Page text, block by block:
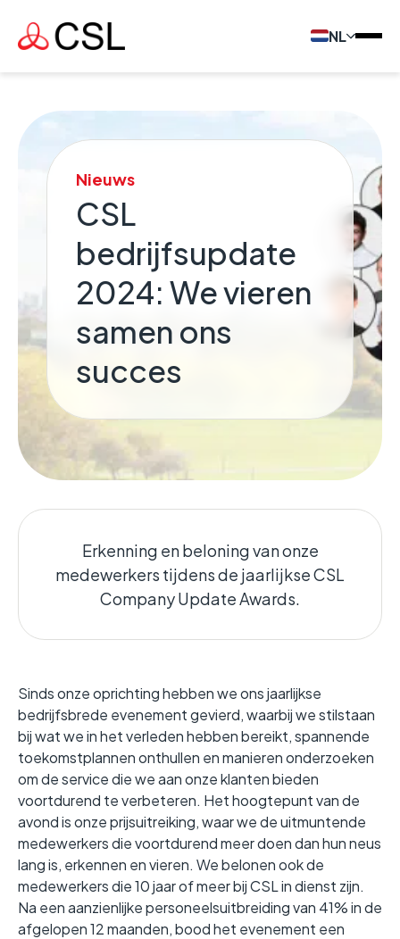
NL
Nieuws
CSL
bedrijfsupdate
2024: We vieren
samen ons
succes
Erkenning en beloning van onze
medewerkers tijdens de jaarlijkse CSL
Company Update Awards.
Sinds onze oprichting hebben we ons jaarlijkse
bedrijfsbrede evenement gevierd, waarbij we stilstaan
bij wat we in het verleden hebben bereikt, spannende
toekomstplannen onthullen en manieren onderzoeken
om de service die we aan onze klanten bieden
voortdurend te verbeteren. Het hoogtepunt van de
avond is onze prijsuitreiking, waar we de uitmuntende
medewerkers die voortdurend meer doen dan hun neus
lang is, erkennen en vieren. We belonen ook de
medewerkers die 10 jaar of meer bij CSL in dienst zijn.
Na een aanzienlijke personeelsuitbreiding van 41% in de
afgelopen 12 maanden, bood het evenement een